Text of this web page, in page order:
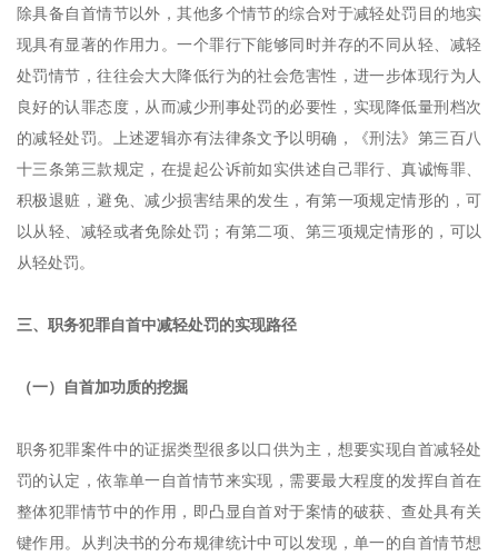
除具备自首情节以外，其他多个情节的综合对于减轻处罚目的地实
现具有显著的作用力。一个罪行下能够同时并存的不同从轻、减轻
处罚情节，往往会大大降低行为的社会危害性，进一步体现行为人
良好的认罪态度，从而减少刑事处罚的必要性，实现降低量刑档次
的减轻处罚。上述逻辑亦有法律条文予以明确，《刑法》第三百八
十三条第三款规定，在提起公诉前如实供述自己罪行、真诚悔罪、
积极退赃，避免、减少损害结果的发生，有第一项规定情形的，可
以从轻、减轻或者免除处罚；有第二项、第三项规定情形的，可以
从轻处罚。
三、职务犯罪自首中减轻处罚的实现路径
（一）自首加功质的挖掘
职务犯罪案件中的证据类型很多以口供为主，想要实现自首减轻处
罚的认定，依靠单一自首情节来实现，需要最大程度的发挥自首在
整体犯罪情节中的作用，即凸显自首对于案情的破获、查处具有关
键作用。从判决书的分布规律统计中可以发现，单一的自首情节想